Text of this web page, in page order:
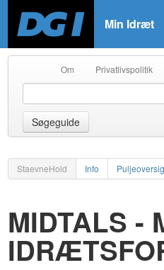
Min Idræt
Om Privatlivspolitik
Søgeguide
StaevneHold Info
MIDTALS -